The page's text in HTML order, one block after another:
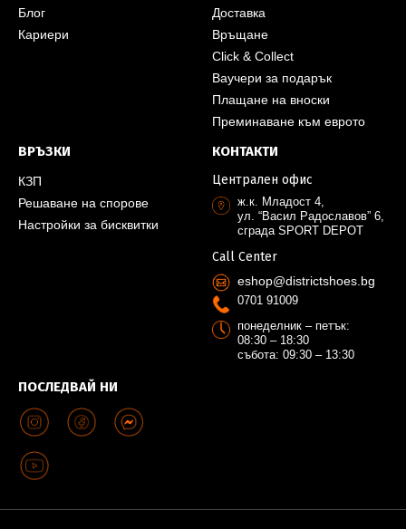
Блог
Кариери
Доставка
Връщане
Click & Collect
Ваучери за подарък
Плащане на вноски
Преминаване към еврото
ВРЪЗКИ
КЗП
Решаване на спорове
Настройки за бисквитки
ПОСЛЕДВАЙ НИ
КОНТАКТИ
Централен офис
ж.к. Младост 4,
ул. “Васил Радославов” 6,
сграда SPORT DEPOT
Call Center
eshop@districtshoes.bg
0701 91009
понеделник – петък:
08:30 – 18:30
събота: 09:30 – 13:30